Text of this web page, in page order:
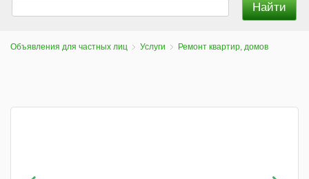
Объявления для частных лиц Услуги Ремонт квартир, домов